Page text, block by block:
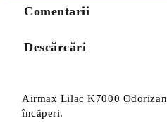
Comentarii
Descărcări
Airmax Lilac K7000
încăperi.